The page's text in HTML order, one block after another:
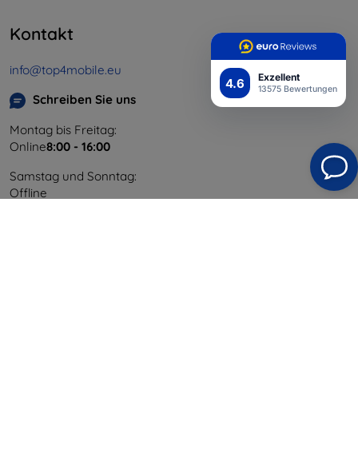
4.6 Exzellent
13575 Bewertungen
Kontakt
info@top4mobile.eu
Schreiben Sie uns
Montag bis Freitag:
Online8:00 - 16:00
Samstag und Sonntag:
Offline